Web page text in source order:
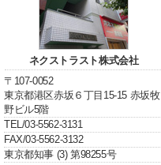
ネクストラスト株式会社
〒107-0052
東京都港区赤坂６丁目15-15 赤坂牧
野ビル5階
TEL/03-5562-3131
FAX/03-5562-3132
東京都知事 (3) 第98255号